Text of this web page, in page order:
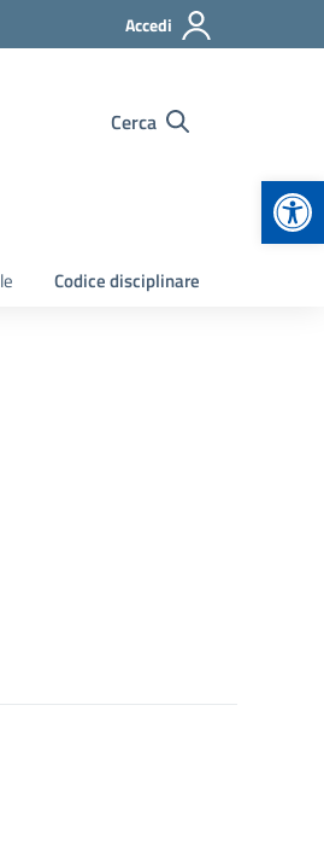
Accedi
Cerca
Codice disciplinare